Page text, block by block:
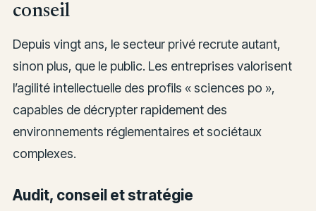
conseil
Depuis vingt ans, le secteur privé recrute autant,
sinon plus, que le public. Les entreprises valorisent
l’agilité intellectuelle des profils « sciences po »,
capables de décrypter rapidement des
environnements réglementaires et sociétaux
complexes.
Audit, conseil et stratégie